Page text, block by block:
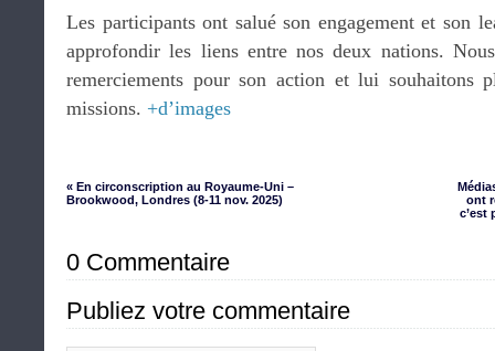
Les participants ont salué son engagement et son
approfondir les liens entre nos deux nations.
remerciements pour son action et lui souhaitons
missions. +d’images
« En circonscription au Royaume-Uni –
Brookwood, Londres (8-11 nov. 2025)
ont
c’est
0 Commentaire
Publiez votre commentaire